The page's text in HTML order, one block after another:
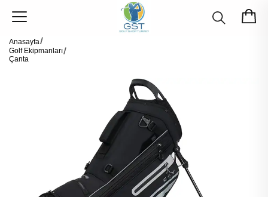
Anasayfa
Golf Ekipmanları
Çanta